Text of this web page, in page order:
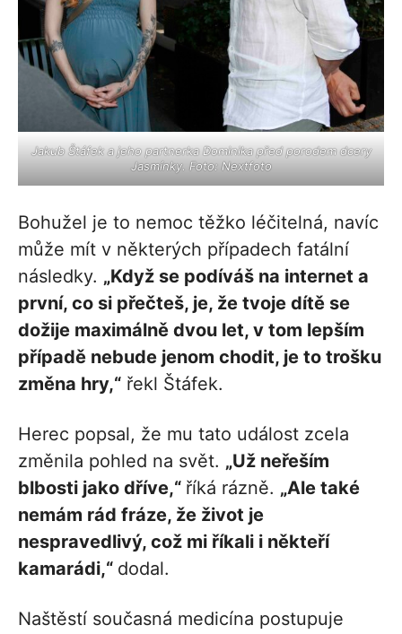
Jakub Štáfek a jeho partnerka Dominika před porodem dcery
Jasmínky. Foto: Nextfoto
Bohužel je to nemoc těžko léčitelná, navíc
může mít v některých případech fatální
následky. „Když se podíváš na internet a
první, co si přečteš, je, že tvoje dítě se
dožije maximálně dvou let, v tom lepším
případě nebude jenom chodit, je to trošku
změna hry,“ řekl Štáfek.
Herec popsal, že mu tato událost zcela
změnila pohled na svět. „Už neřeším
blbosti jako dříve,“ říká rázně. „Ale také
nemám rád fráze, že život je
nespravedlivý, což mi říkali i někteří
kamarádi,“ dodal.
Naštěstí současná medicína postupuje